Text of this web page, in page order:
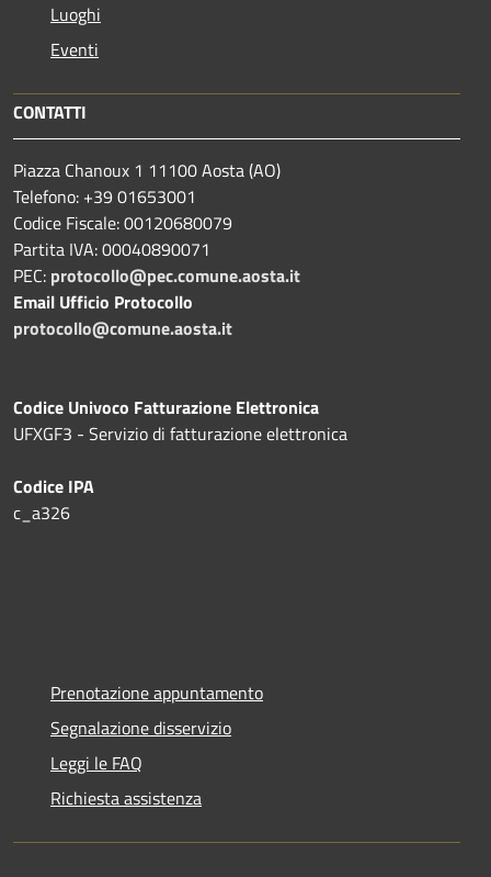
Luoghi
Eventi
CONTATTI
Piazza Chanoux 1 11100 Aosta (AO)
Telefono: +39 01653001
Codice Fiscale: 00120680079
Partita IVA: 00040890071
PEC: protocollo@pec.comune.aosta.it
Email Ufficio Protocollo
protocollo@comune.aosta.it
Codice Univoco Fatturazione Elettronica
UFXGF3 - Servizio di fatturazione elettronica
Codice IPA
c_a326
Prenotazione appuntamento
Segnalazione disservizio
Leggi le FAQ
Richiesta assistenza